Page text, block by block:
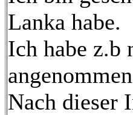
Lanka habe.
Ich habe z.b
Nach dieser